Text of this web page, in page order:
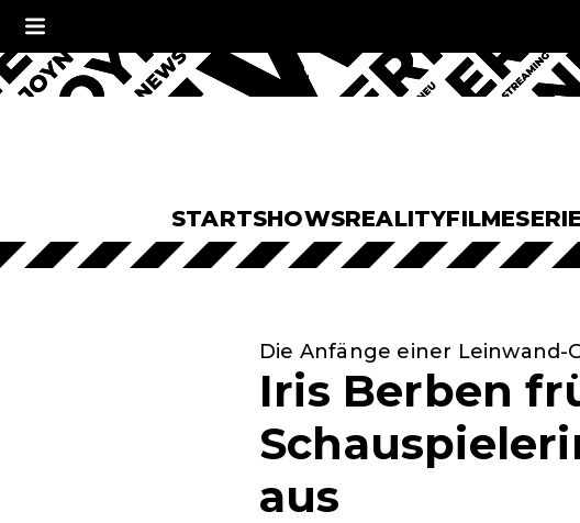
STARTSHOWSREALITYFILME
Die Anfänge einer Leinwand-
Iris Berben
aus